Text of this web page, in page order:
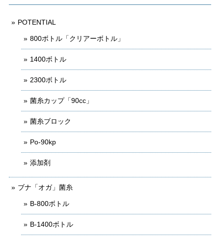
POTENTIAL
800ボトル「クリアーボトル」
1400ボトル
2300ボトル
菌糸カップ「90cc」
菌糸ブロック
Po-90kp
添加剤
ブナ「オガ」菌糸
B-800ボトル
B-1400ボトル